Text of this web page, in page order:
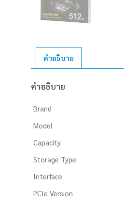
คำอธิบาย
คำอธิบาย
Brand
Model
Capacity
Storage Type
Interface
PCIe Version